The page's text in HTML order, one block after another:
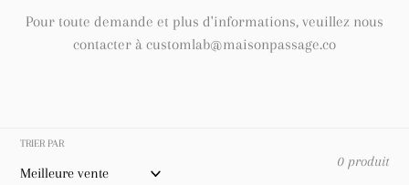
Pour toute demande et plus d'informations, veuillez nous
contacter à customlab@maisonpassage.co
TRIER PAR
0 produit